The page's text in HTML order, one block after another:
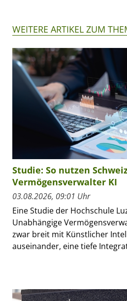
WEITERE ARTIKEL ZUM
Studie: So nutzen
Vermögensverwalter KI
03.08.2026, 09:01 Uhr
Eine Studie der Hochschule
Unabhängige
zwar breit mit Künstlicher
auseinander, eine tiefe